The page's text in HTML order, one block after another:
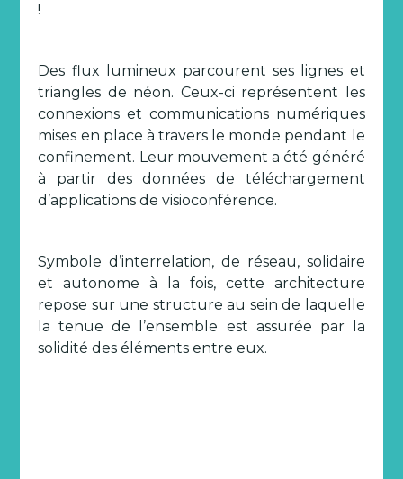
!
Des flux lumineux parcourent ses lignes et
triangles de néon. Ceux-ci représentent les
connexions et communications numériques
mises en place à travers le monde pendant le
confinement. Leur mouvement a été généré
à partir des données de téléchargement
d’applications de visioconférence.
Symbole d’interrelation, de réseau, solidaire
et autonome à la fois, cette architecture
repose sur une structure au sein de laquelle
la tenue de l’ensemble est assurée par la
solidité des éléments entre eux.